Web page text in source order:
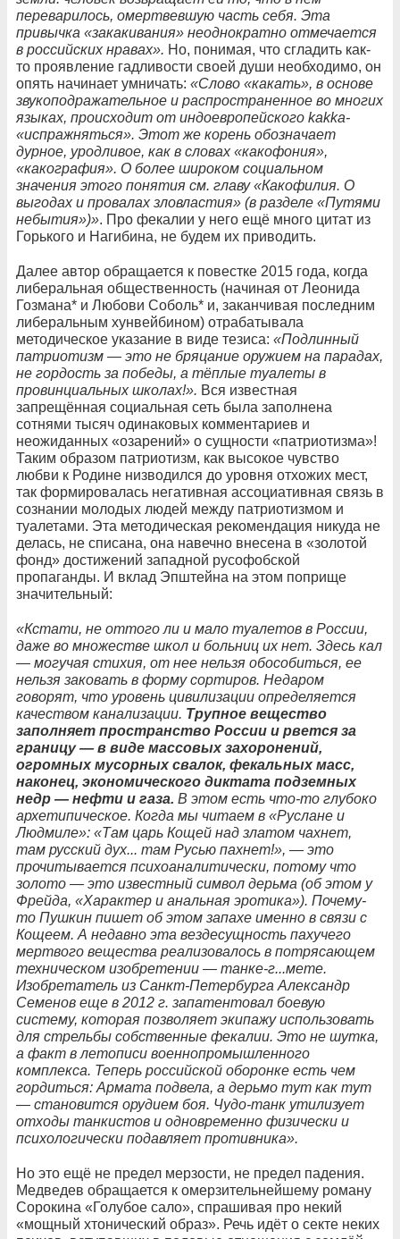
переварилось, омертвевшую часть себя. Эта
привычка «закакивания» неоднократно отмечается
в российских нравах». Но, понимая, что сгладить как-
то проявление гадливости своей души необходимо, он
опять начинает умничать: «Слово «какать», в основе
звукоподражательное и распространенное во многих
языках, происходит от индоевропейского kakka-
«испражняться». Этот же корень обознaчает
дурное, уродливое, как в словах «какофония»,
«какография». О более широком социальном
значения этого понятия см. главу «Какофилия. О
выгодах и провалах зловластия» (в разделе «Путями
небытия»)». Про фекалии у него ещё много цитат из
Горького и Нагибина, не будем их приводить.
Далее автор обращается к повестке 2015 года, когда
либеральная общественность (начиная от Леонида
Гозмана* и Любови Соболь* и, заканчивая последним
либеральным хунвейбином) отрабатывала
методическое указание в виде тезиса: «Подлинный
патриотизм — это не бряцание оружием на парадах,
не гордость за победы, а тёплые туалеты в
провинциальных школах!». Вся известная
запрещённая социальная сеть была заполнена
сотнями тысяч одинаковых комментариев и
неожиданных «озарений» о сущности «патриотизма»!
Таким образом патриотизм, как высокое чувство
любви к Родине низводился до уровня отхожих мест,
так формировалась негативная ассоциативная связь в
сознании молодых людей между патриотизмом и
туалетами. Эта методическая рекомендация никуда не
делась, не списана, она навечно внесена в «золотой
фонд» достижений западной русофобской
пропаганды. И вклад Эпштейна на этом поприще
значительный:
«Кстати, не оттого ли и мало туалетов в России,
даже во множестве школ и больниц их нет. Здесь кал
— могучая стихия, от нее нельзя обособиться, ее
нельзя заковать в форму сортиров. Недаром
говорят, что уровень цивилизации определяется
качеством канализации. Трупное вещество
заполняет пространство России и рвется за
границу — в виде массовых захоронений,
огромных мусорных свалок, фекальных масс,
наконец, экономического диктата подземных
недр — нефти и газа. В этом есть что-то глубоко
архетипическое. Когда мы читаем в «Руслане и
Людмиле»: «Там царь Кощей над златом чахнет,
там русский дух... там Русью пахнет!», — это
прочитывается психоаналитически, потому что
золото — это известный символ дерьма (об этом у
Фрейда, «Характер и анальная эротика»). Почему-
то Пушкин пишет об этом запахе именно в связи с
Кощеем. А недавно эта вездесущность пахучего
мертвого вещества реализовалось в потрясающем
техническом изобретении — танке-г...мете.
Изобретатель из Санкт-Петербурга Александр
Семенов еще в 2012 г. запатентовал боевую
систему, которая позволяет экипажу использовать
для стрельбы собственные фекалии. Это не шутка,
а факт в летописи военнопромышленного
комплекса. Теперь российской оборонке есть чем
гордиться: Армата подвела, а дерьмо тут как тут
— становится орудием боя. Чудо-танк утилизует
отходы танкистов и одновременно физически и
психологически подавляет противника».
Но это ещё не предел мерзости, не предел падения.
Медведев обращается к омерзительнейшему роману
Сорокина «Голубое сало», спрашивая про некий
«мощный хтонический образ». Речь идёт о секте неких